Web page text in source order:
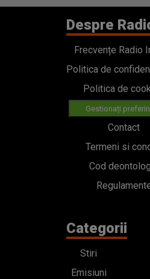
Despre
Frecvențe Radio
Politica de
Politica de
Gestionați
Contact
Termeni si
Cod
Categorii
Stiri
Emisiuni